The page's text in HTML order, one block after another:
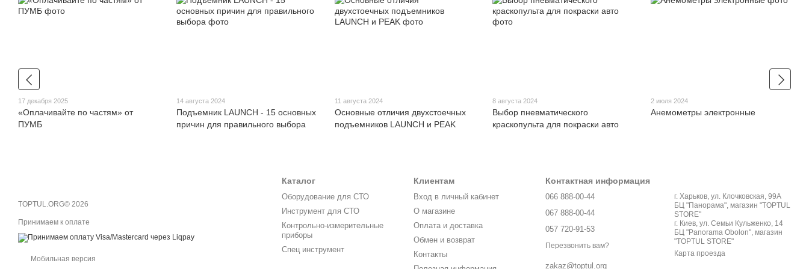
17 декабря 2025
«Оплачивайте по частям» от
ПУМБ
14 августа 2024
Подъемник LAUNCH - 15 основных
причин для правильного выбора
11 августа 2024
Основные отличия двухстоечных
подъемников LAUNCH и PEAK
8 августа 2024
Выбор пневматического
краскопульта для покраски авто
2 июля 2024
Анемометры электронные
TOPTUL.ORG© 2026
Принимаем к оплате
Мобильная версия
Каталог
Оборудование для СТО
Инструмент для СТО
Контрольно-измерительные
приборы
Спец инструмент
Клиентам
Вход в личный кабинет
О магазине
Оплата и доставка
Обмен и возврат
Контакты
Контактная информация
066 888-00-44
067 888-00-44
057 720-91-53
Перезвонить вам?
zakaz@toptul.org
г. Харьков, ул. Клочковская, 99А
БЦ "Панорама", магазин "TOPTUL
STORE"
г. Киев, ул. Семьи Кульженко, 14
БЦ "Panorama Obolon", магазин
"TOPTUL STORE"
Карта проезда